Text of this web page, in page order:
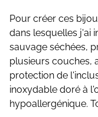
Pour créer ces
dans lesquelles j'ai
sauvage séchées,
plusieurs couches,
protection de
inoxydable doré à
hypoallergénique.